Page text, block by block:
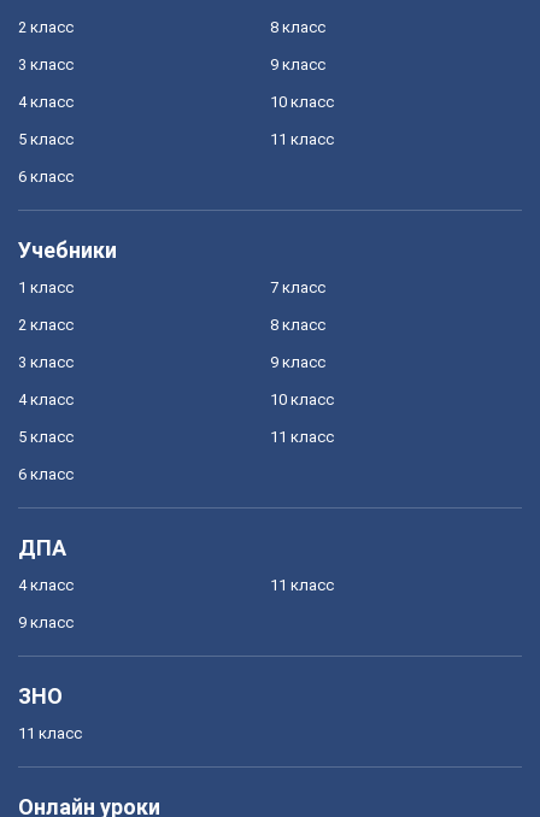
2 класс
3 класс
4 класс
5 класс
6 класс
8 класс
9 класс
10 класс
11 класс
Учебники
1 класс
2 класс
3 класс
4 класс
5 класс
6 класс
7 класс
8 класс
9 класс
10 класс
11 класс
ДПА
4 класс
9 класс
11 класс
ЗНО
11 класс
Онлайн уроки